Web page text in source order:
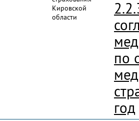
Кировской
области
по
год